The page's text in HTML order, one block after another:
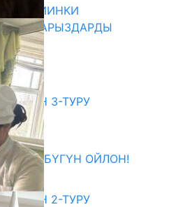
КИЙИНКИ
АРЫЗДАРДЫ
3-ТУРУ
ҮЧҮН БҮГҮН ОЙЛОН!
2-ТУРУ